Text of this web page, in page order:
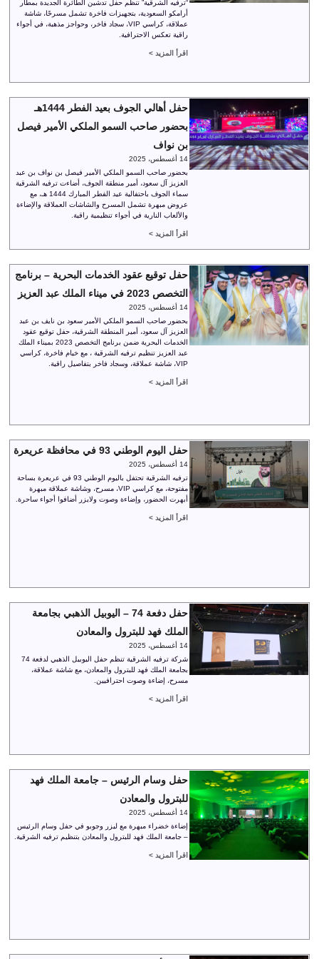
“ترفيه الشرقية” تنظم حفل تدشين الطائرة الجديدة بمطار
أرامكو السعودية، بتجهيزات فاخرة تشمل مسرحًا، شاشة
عملاقة، كراسي VIP، سجاد فاخر، وحواجز مذهبة، في أجواء
راقية تعكس الاحترافية.
اقرأ المزيد >
حفل أهالي الجوف بعيد الفطر 1444هـ
بحضور صاحب السمو الملكي الأمير فيصل
بن نواف
14 أغسطس، 2025
بحضور صاحب السمو الملكي الأمير فيصل بن نواف بن عبد
العزيز آل سعود، أمير منطقة الجوف، أضاءت ترفيه الشرقية
سماء الجوف باحتفالية عيد الفطر المبارك 1444 هـ، مع
عروض مبهرة تشمل المسرح والشاشات العملاقة والإضاءة
والألعاب النارية في أجواء تنظيمية راقية.
اقرأ المزيد >
حفل توقيع عقود الخدمات البحرية – برنامج
التخصص 2023 في ميناء الملك عبد العزيز
14 أغسطس، 2025
بحضور صاحب السمو الملكي الأمير سعود بن نايف بن عبد
العزيز آل سعود، أمير المنطقة الشرقية، حفل توقيع عقود
الخدمات البحرية ضمن برنامج التخصص 2023 بميناء الملك
عبد العزيز تنظيم ترفيه الشرقية ، مع خيام فاخرة، كراسي
VIP، شاشة عملاقة، وسجاد فاخر بتفاصيل راقية.
اقرأ المزيد >
حفل اليوم الوطني 93 في محافظة عريعرة
14 أغسطس، 2025
ترفيه الشرقية تحتفل باليوم الوطني 93 في عريعرة بساحة
مفتوحة، مع كراسي VIP، مسرح، وشاشة عملاقة مبهرة
أبهرت الحضور، وإضاءة وصوت ولايزر أضافوا أجواء ساحرة.
اقرأ المزيد >
حفل دفعة 74 – اليوبيل الذهبي بجامعة
الملك فهد للبترول والمعادن
14 أغسطس، 2025
شركة ترفيه الشرقية تنظم حفل اليوبيل الذهبي لدفعة 74
بجامعة الملك فهد للبترول والمعادن، مع شاشة عملاقة،
مسرح، إضاءة وصوت احترافيين.
اقرأ المزيد >
حفل وسام الرئيس – جامعة الملك فهد
للبترول والمعادن
14 أغسطس، 2025
إضاءة خضراء مبهرة مع ليزر وجوبو في حفل وسام الرئيس
– جامعة الملك فهد للبترول والمعادن بتنظيم ترفيه الشرقية.
اقرأ المزيد >